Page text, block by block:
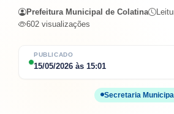
PUBLICADO
15/05/2026 às 15:01
Secretaria
Prefeitura Municipal de Colatina
602 visualizações